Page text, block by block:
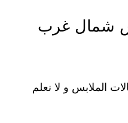
شمال غرب
الملابس و لا نعلم